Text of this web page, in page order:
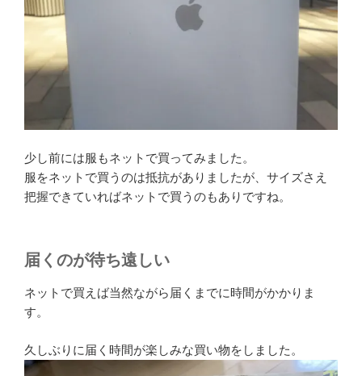
少し前には服もネットで買ってみました。
服をネットで買うのは抵抗がありましたが、サイズさえ
把握できていればネットで買うのもありですね。
届くのが待ち遠しい
ネットで買えば当然ながら届くまでに時間がかかりま
す。
久しぶりに届く時間が楽しみな買い物をしました。